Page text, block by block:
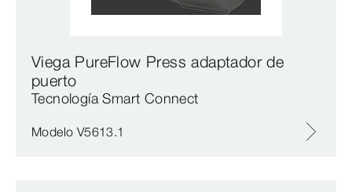
Viega PureFlow Press adaptador de
puerto
Tecnología Smart Connect
Modelo V5613.1